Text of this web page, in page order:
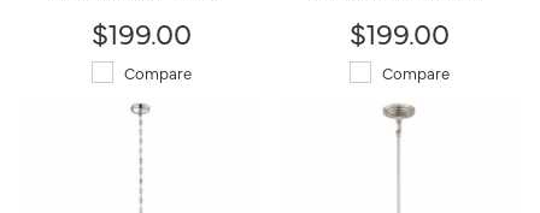
$199.00
Compare
$199.00
Compare